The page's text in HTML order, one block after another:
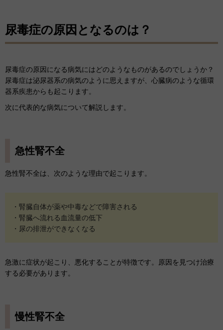
尿毒症の原因となるのは？
尿毒症の原因になる病気にはどのようなものがあるのでしょうか？
尿毒症は泌尿器系の病気のように思えますが、心臓病のような循環
器系疾患からも起こります。
次に代表的な病気について解説します。
急性腎不全
急性腎不全は、次のような理由で起こります。
・腎臓自体が薬や中毒などで障害される
・腎臓へ流れる血流量の低下
・尿の排泄ができなくなる
急激に症状が起こり、悪化することが特徴です。原因を見つけ治療
する必要があります。
慢性腎不全